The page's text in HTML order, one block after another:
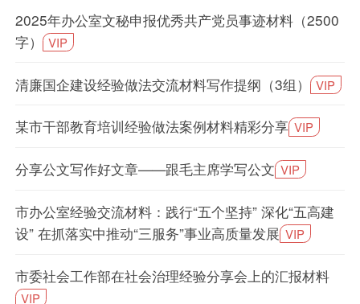
2025年办公室文秘申报优秀共产党员事迹材料（2500
字）
VIP
清廉国企建设经验做法交流材料写作提纲（3组） VIP
某市干部教育培训经验做法案例材料精彩分享 VIP
分享公文写作好文章——跟毛主席学写公文 VIP
市办公室经验交流材料：践行“五个坚持” 深化“五高建
设” 在抓落实中推动“三服务”事业高质量发展 VIP
市委社会工作部在社会治理经验分享会上的汇报材料
VIP